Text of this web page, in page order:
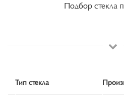
Подбор стекла
Тип стекла